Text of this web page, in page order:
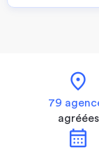
location_on
79
agréées
calendar_month